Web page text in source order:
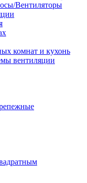
Вентиляторы
комнат и кухонь
вентиляции